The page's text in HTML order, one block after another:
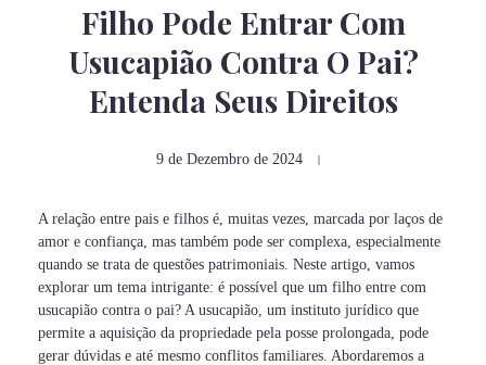
Filho Pode Entrar Com
Usucapião Contra O Pai?
Entenda Seus Direitos
9 de Dezembro de 2024
A relação entre pais e filhos é, muitas vezes, marcada por laços de
amor e confiança, mas também pode ser complexa, especialmente
quando se trata de questões patrimoniais. Neste artigo, vamos
explorar um tema intrigante: é possível que um filho entre com
usucapião contra o pai? A usucapião, um instituto jurídico que
permite a aquisição da propriedade pela posse prolongada, pode
gerar dúvidas e até mesmo conflitos familiares. Abordaremos a